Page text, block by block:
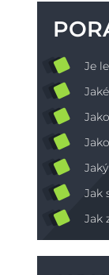
Je
Jak
Jak